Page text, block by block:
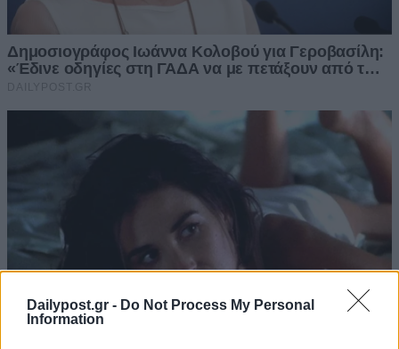
Dailypost.gr - Do Not Process My Personal
Information